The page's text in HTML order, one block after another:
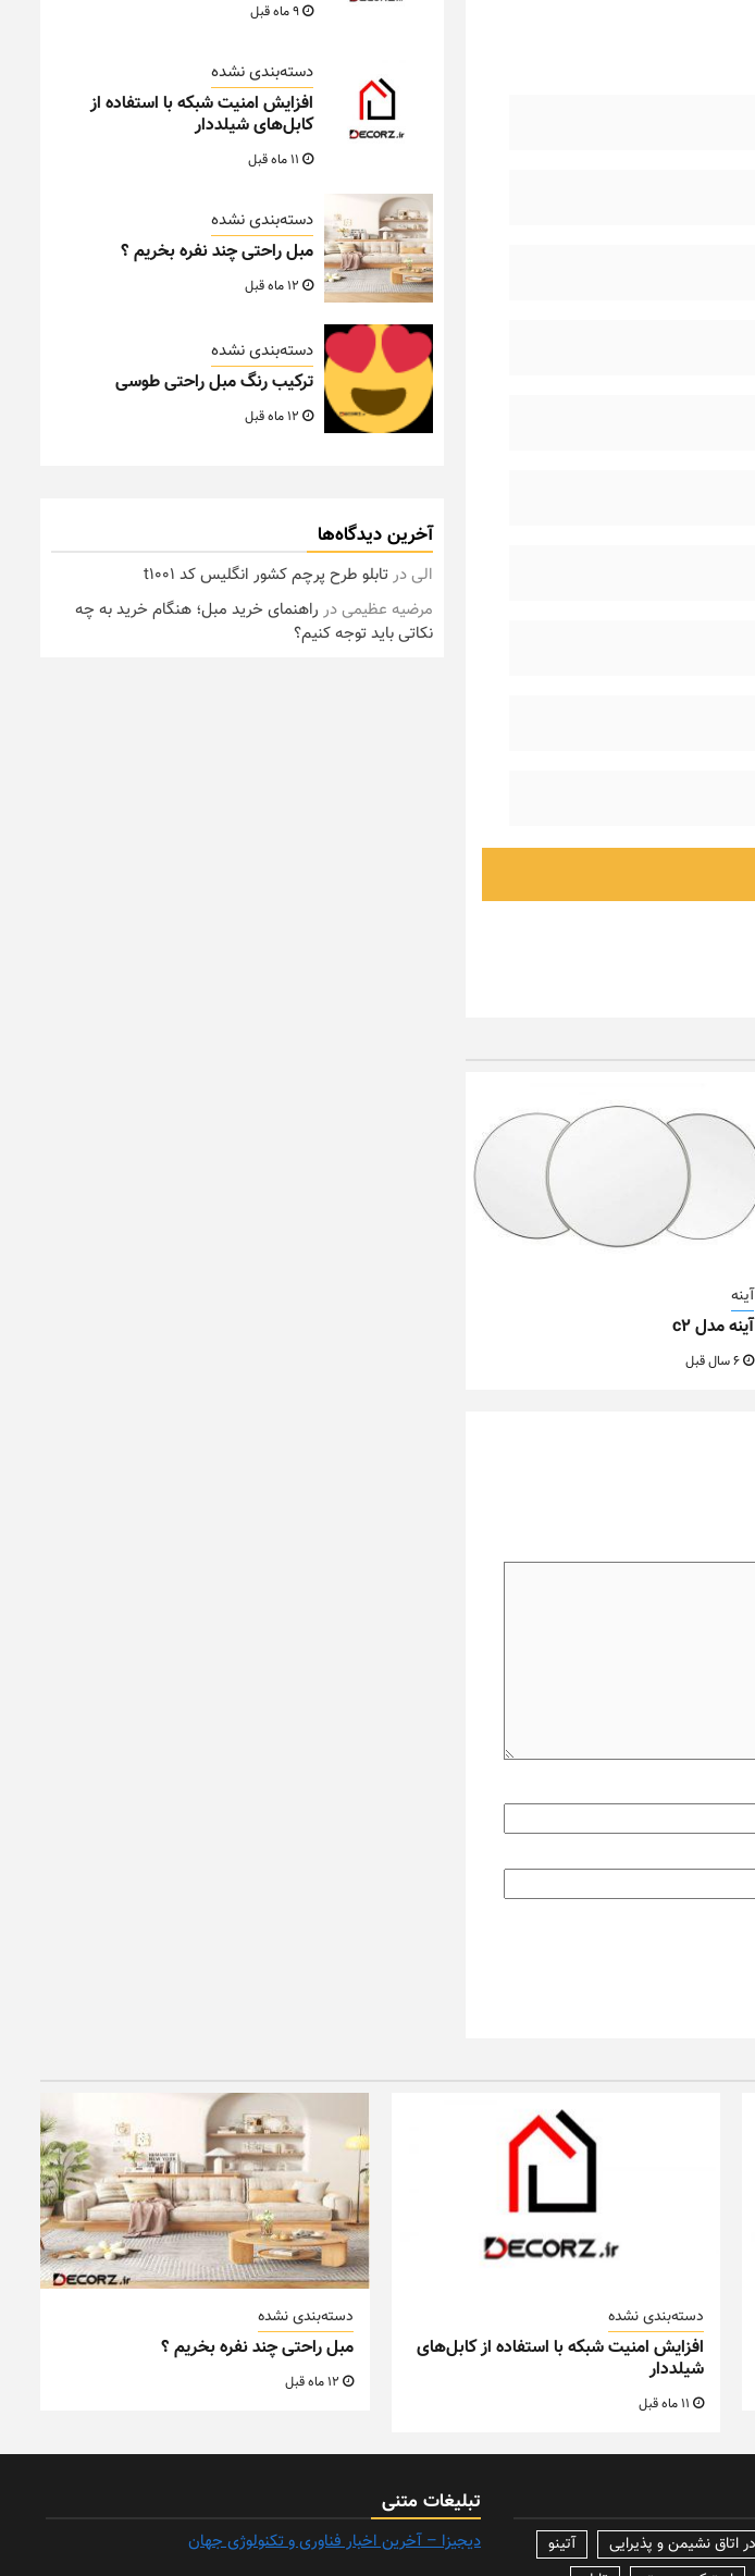
آینه
آینه مدل c2
6 سال قبل
دسته‌بندی نشده
افزایش امنیت شبکه با استفاده از
کابل‌های شیلددار
دسته‌بندی نشده
مبل راحتی چند نفره بخریم ؟
دسته‌بندی نشده
ترکیب رنگ مبل راحتی طوسی
آخرین دیدگاه‌ها
الیدرتابلو طرح پرچم کشور انگلیس کد t1001
مرضیه عظیمیدر راهنمای خرید مبل؛ هنگام خرید به چه
نکاتی باید توجه کنیم؟
دسته‌بندی نشده
افزایش امنیت شبکه با استفاده از کابل‌های
شیلددار
دسته‌بندی نشده
مبل راحتی چند نفره بخریم ؟
آتینو
تبلیغات متنی
دیجیزا – آخرین اخبار فناوری و تکنولوژی جهان